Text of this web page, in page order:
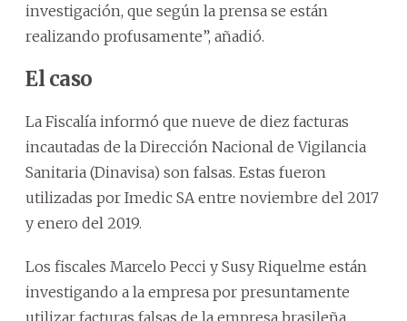
investigación, que según la prensa se están
realizando profusamente”, añadió.
El caso
La Fiscalía informó que nueve de diez facturas
incautadas de la Dirección Nacional de Vigilancia
Sanitaria (Dinavisa) son falsas. Estas fueron
utilizadas por Imedic SA entre noviembre del 2017
y enero del 2019.
Los fiscales Marcelo Pecci y Susy Riquelme están
investigando a la empresa por presuntamente
utilizar facturas falsas de la empresa brasileña